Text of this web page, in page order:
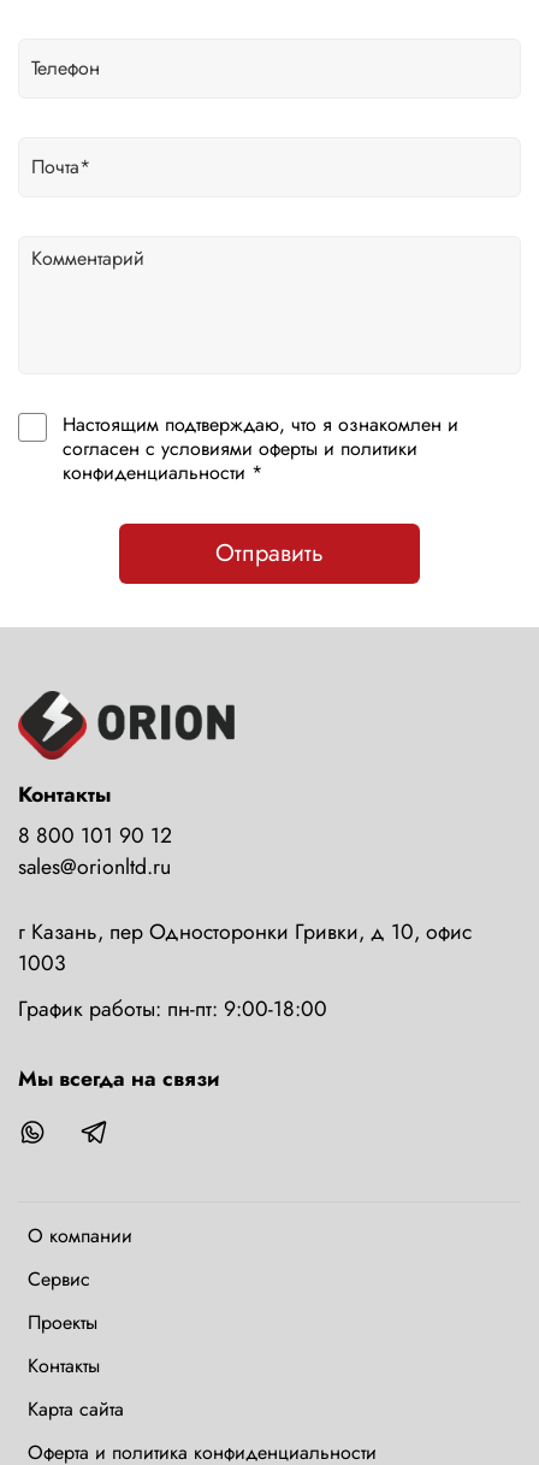
Настоящим подтверждаю, что я ознакомлен и
согласен с условиями оферты и политики
конфиденциальности *
Отправить
О компании
Сервис
Проекты
Контакты
Карта сайта
Оферта и политика конфиденциальности
Контакты
8 800 101 90 12
sales@orionltd.ru
г Казань, пер Односторонки Гривки, д 10, офис
1003
График работы: пн-пт: 9:00-18:00
Мы всегда на связи